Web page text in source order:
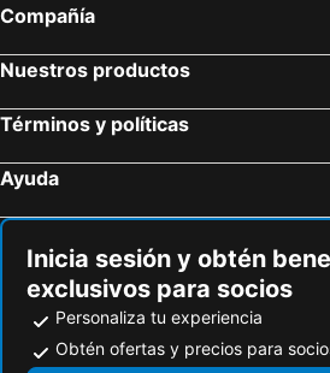
Hosteria Tongoy Costa
La Choza VIP Roja
Departamento Avenida Del Mar
Arriendo Diario En La Serena
Arriendo Verano
Bahia horizonte herradura
Compañía
Nuestros productos
Términos y políticas
Ayuda
Inicia sesión y obtén
exclusivos para socios
Personaliza tu experiencia
Obtén ofertas y precios para